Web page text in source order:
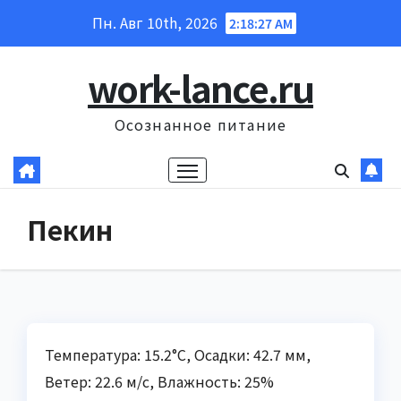
Пн. Авг 10th, 2026 2:18:29 AM
work-lance.ru
Осознанное питание
Пекин
Температура: 15.2°C, Осадки: 42.7 мм,
Ветер: 22.6 м/с, Влажность: 25%